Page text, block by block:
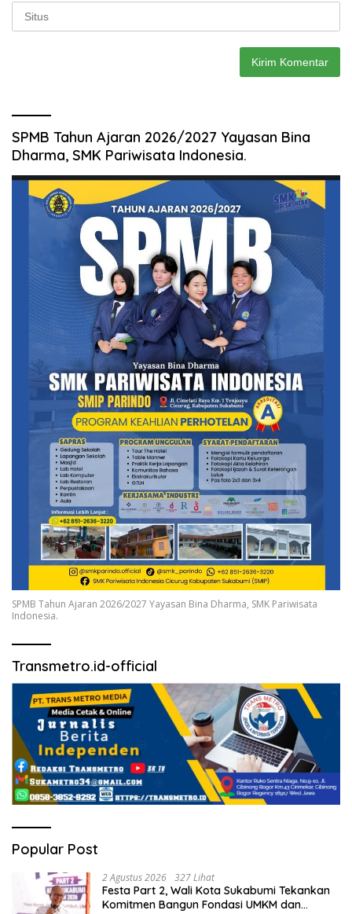
SPMB Tahun Ajaran 2026/2027 Yayasan Bina
Dharma, SMK Pariwisata Indonesia.
SPMB Tahun Ajaran 2026/2027 Yayasan Bina Dharma, SMK Pariwisata
Indonesia.
Transmetro.id-official
Popular Post
2 Agustus 2026 327 Lihat
Festa Part 2, Wali Kota Sukabumi Tekankan
Komitmen Bangun Fondasi UMKM dan